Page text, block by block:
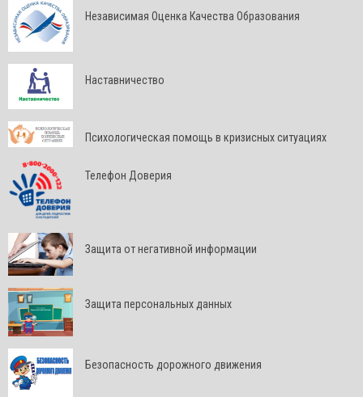
Независимая Оценка Качества Образования
Наставничество
Психологическая помощь в кризисных ситуациях
Телефон Доверия
Защита от негативной информации
Защита персональных данных
Безопасность дорожного движения